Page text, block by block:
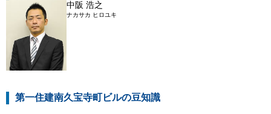
中阪 浩之
ナカサカ ヒロユキ
第一住建南久宝寺町ビルの豆知識